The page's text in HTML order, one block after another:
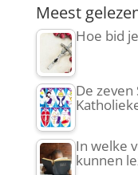
Meest
Hoe bid
De zeven
In welke
kunnen